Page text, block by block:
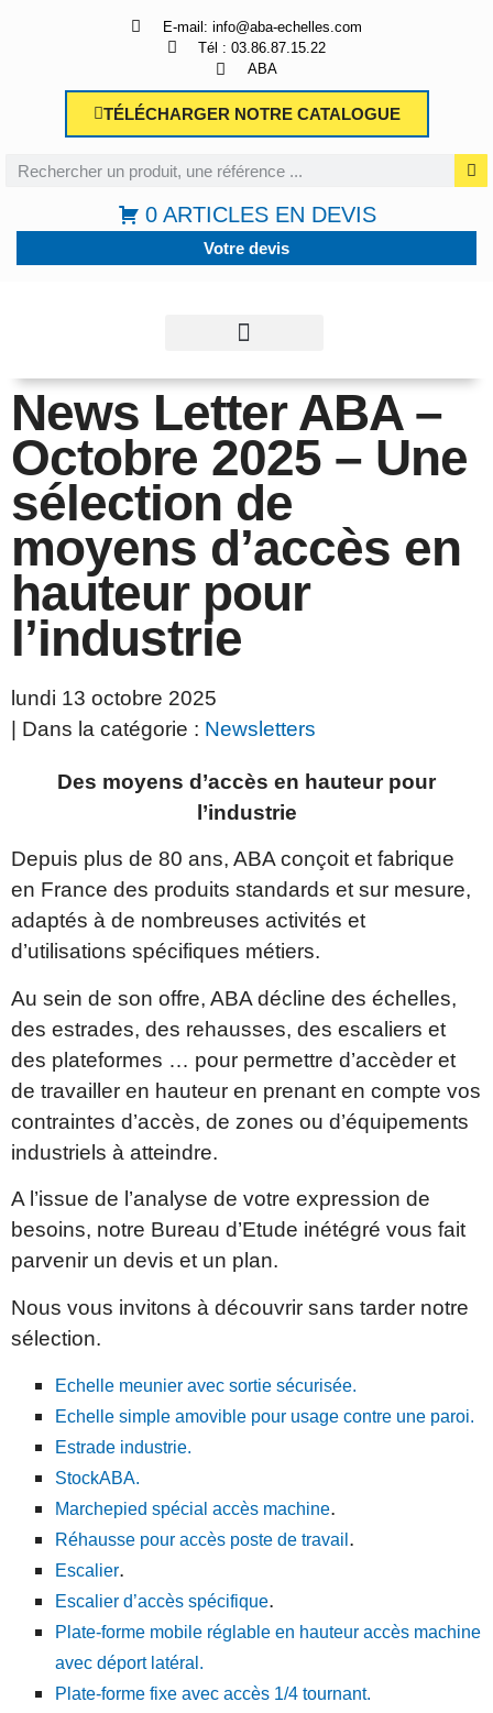
Panneau de gestion des cookies
E-mail: info@aba-echelles.com
Tél : 03.86.87.15.22
ABA
TÉLÉCHARGER NOTRE CATALOGUE
0 ARTICLES EN DEVIS
Votre devis
News Letter ABA –
Octobre 2025 – Une
sélection de
moyens d’accès en
hauteur pour
l’industrie
lundi 13 octobre 2025
| Dans la catégorie : Newsletters
Des moyens d’accès en hauteur pour
l’industrie
Depuis plus de 80 ans, ABA conçoit et fabrique
en France des produits standards et sur mesure,
adaptés à de nombreuses activités et
d’utilisations spécifiques métiers.
Au sein de son offre, ABA décline des échelles,
des estrades, des rehausses, des escaliers et
des plateformes … pour permettre d’accèder et
de travailler en hauteur en prenant en compte vos
contraintes d’accès, de zones ou d’équipements
industriels à atteindre.
A l’issue de l’analyse de votre expression de
besoins, notre Bureau d’Etude inétégré vous fait
parvenir un devis et un plan.
Nous vous invitons à découvrir sans tarder notre
sélection.
Echelle meunier avec sortie sécurisée.
Echelle simple amovible pour usage contre une paroi.
Estrade industrie.
StockABA.
Marchepied spécial accès machine.
Réhausse pour accès poste de travail .
Escalier.
Escalier d’accès spécifique.
Plate-forme mobile réglable en hauteur accès machine
avec déport latéral.
Plate-forme fixe avec accès 1/4 tournant.